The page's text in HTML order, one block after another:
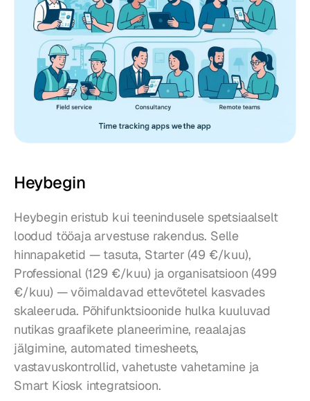
Heybegin
Heybegin eristub kui teenindusele spetsiaalselt
loodud tööaja arvestuse rakendus. Selle
hinnapaketid — tasuta, Starter (49 €/kuu),
Professional (129 €/kuu) ja organisatsioon (499
€/kuu) — võimaldavad ettevõtetel kasvades
skaleeruda. Põhifunktsioonide hulka kuuluvad
nutikas graafikete planeerimine, reaalajas
jälgimine, automated timesheets,
vastavuskontrollid, vahetuste vahetamine ja
Smart Kiosk integratsioon.